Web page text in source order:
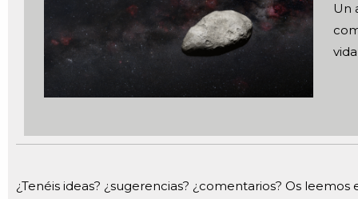
Un
vida
¿Tenéis ideas? ¿sugerencias? ¿comentarios? Os leemos